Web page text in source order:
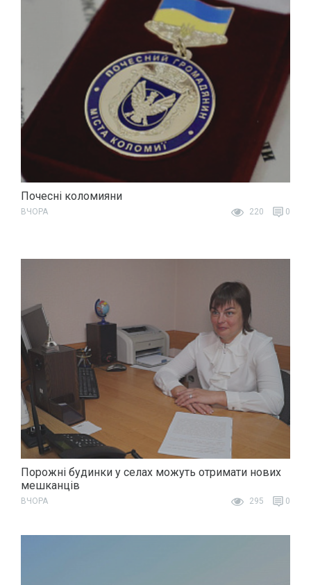
Почесні коломияни
ВЧОРА 220 0
Порожні будинки у селах можуть отримати нових
мешканців
ВЧОРА 295 0